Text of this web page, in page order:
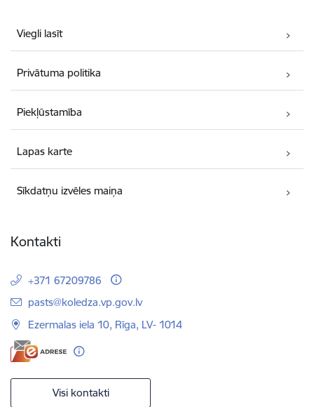
Viegli lasīt
Privātuma politika
Piekļūstamība
Lapas karte
Sīkdatņu izvēles maiņa
Kontakti
+371 67209786
E-pasts:
pasts@koledza.vp.gov.lv
Ezermalas iela 10, Rīga, LV- 1014
Visi kontakti